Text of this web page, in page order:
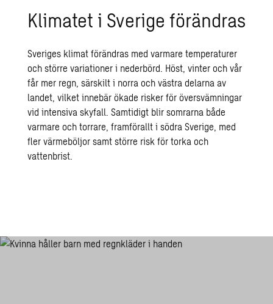
Klimatet i Sverige förändras
Sveriges klimat förändras med varmare temperaturer
och större variationer i nederbörd. Höst, vinter och vår
får mer regn, särskilt i norra och västra delarna av
landet, vilket innebär ökade risker för översvämningar
vid intensiva skyfall. Samtidigt blir somrarna både
varmare och torrare, framförallt i södra Sverige, med
fler värmeböljor samt större risk för torka och
vattenbrist.